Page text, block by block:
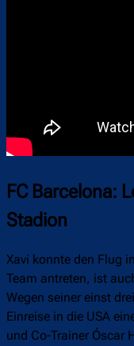
FC Barcelona:
Stadion
Xavi konnte den Flug
Team antreten, ist
Wegen seiner einst
Einreise in die USA
und Co-Trainer Óscar